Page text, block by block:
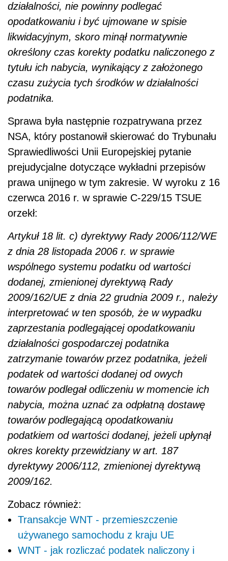
działalności, nie powinny podlegać
opodatkowaniu i być ujmowane w spisie
likwidacyjnym, skoro minął normatywnie
określony czas korekty podatku naliczonego z
tytułu ich nabycia, wynikający z założonego
czasu zużycia tych środków w działalności
podatnika.
Sprawa była następnie rozpatrywana przez
NSA, który postanowił skierować do Trybunału
Sprawiedliwości Unii Europejskiej pytanie
prejudycjalne dotyczące wykładni przepisów
prawa unijnego w tym zakresie. W wyroku z 16
czerwca 2016 r. w sprawie C-229/15 TSUE
orzekł:
Artykuł 18 lit. c) dyrektywy Rady 2006/112/WE
z dnia 28 listopada 2006 r. w sprawie
wspólnego systemu podatku od wartości
dodanej, zmienionej dyrektywą Rady
2009/162/UE z dnia 22 grudnia 2009 r., należy
interpretować w ten sposób, że w wypadku
zaprzestania podlegającej opodatkowaniu
działalności gospodarczej podatnika
zatrzymanie towarów przez podatnika, jeżeli
podatek od wartości dodanej od owych
towarów podlegał odliczeniu w momencie ich
nabycia, można uznać za odpłatną dostawę
towarów podlegającą opodatkowaniu
podatkiem od wartości dodanej, jeżeli upłynął
okres korekty przewidziany w art. 187
dyrektywy 2006/112, zmienionej dyrektywą
2009/162.
Zobacz również:
Transakcje WNT - przemieszczenie
używanego samochodu z kraju UE
WNT - jak rozliczać podatek naliczony i